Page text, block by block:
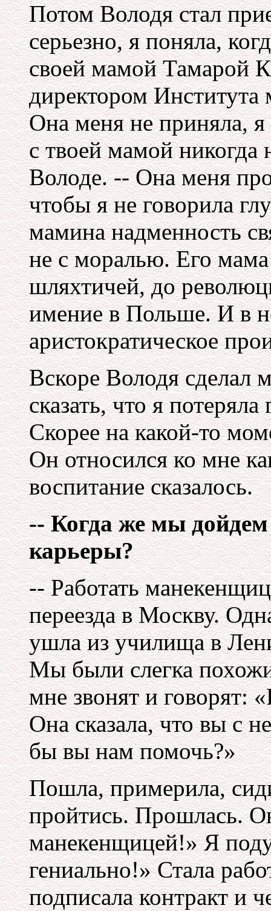
Потом Володя стал
серьезно, я поняла,
своей мамой Тамарой
директором
Она меня не приняла, я
с твоей мамой никогда
Володе. -- Она меня
чтобы я не говорила
мамина надменность
не с моралью. Его
шляхтичей, до
имение в Польше. И в
аристократическое
Вскоре Володя сделал
сказать, что я
Скорее на какой-то
Он относился ко мне
воспитание сказалось.
-- Когда же мы дойдем
карьеры?
-- Работать
переезда в Москву.
ушла из училища в
Мы были слегка
мне звонят и говорят:
Она сказала, что вы с
бы вы нам помочь?»
Пошла, примерила,
пройтись. Прошлась.
манекенщицей!» Я
гениально!» Стала
подписала контракт и